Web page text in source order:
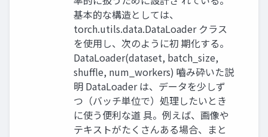
基本的な構造としては、
torch.utils.data.DataLoader クラス
を使用し、次のように初 期化する。
DataLoader(dataset, batch_size,
shuffle, num_workers) 嚙み砕いた説
明 DataLoader は、データを少しず
つ（バッチ単位で）処理したいとき
に使う便利な道 具。例えば、画像や
テキストがたくさんある場合、まと